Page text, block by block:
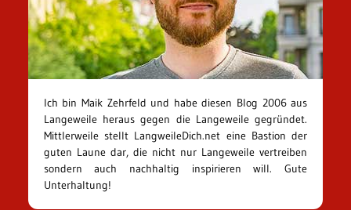
Ich bin Maik Zehrfeld und habe diesen Blog 2006 aus
Langeweile heraus gegen die Langeweile gegründet.
Mittlerweile stellt LangweileDich.net eine Bastion der
guten Laune dar, die nicht nur Langeweile vertreiben
sondern auch nachhaltig inspirieren will. Gute
Unterhaltung!